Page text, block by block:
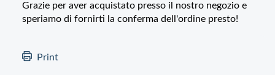
Grazie per aver acquistato presso il nostro negozio e
speriamo di fornirti la conferma dell'ordine presto!
Print